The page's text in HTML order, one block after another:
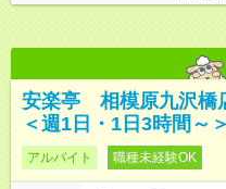
安楽亭 相模原九沢橋
＜週1日・1日3時間～
アルバイト 職種未経験OK